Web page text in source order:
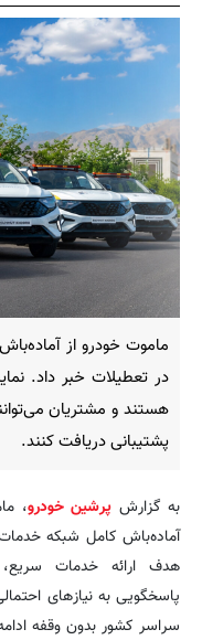
ماموت خودرو از
در تعطیلات خبر داد.
پشتیبانی دریافت کنند.
به گزارش پرشین خودرو،
آماده‌باش کامل شبکه
هدف ارائه خدمات
پاسخگویی به نیازهای
سراسر کشور بدون وقفه